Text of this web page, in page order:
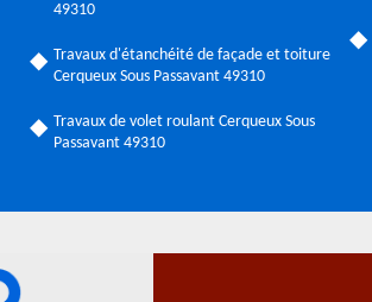
49310
Travaux d'étanchéité de façade et toiture
Cerqueux Sous Passavant 49310
Travaux de volet roulant Cerqueux Sous
Passavant 49310